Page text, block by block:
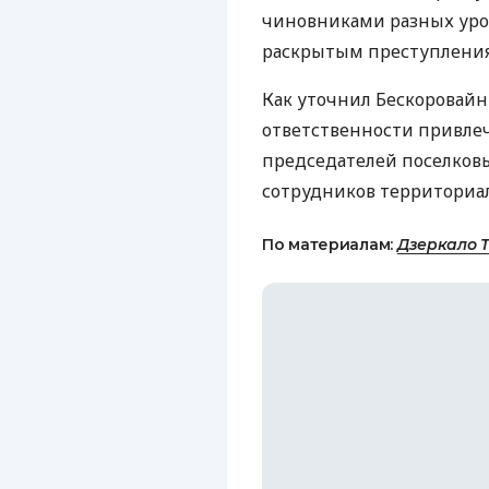
чиновниками разных
раскрытым
Как уточнил
ответственности
председателей
сотрудников
По материалам:Дзеркало